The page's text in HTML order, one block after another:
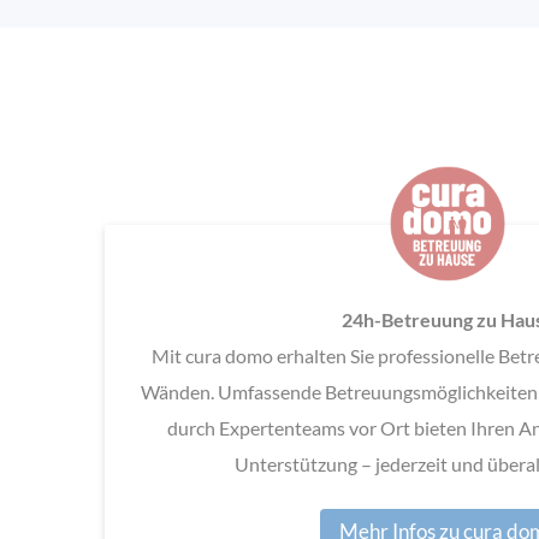
24h-Betreuung zu
Mit cura domo erhalten Sie professionelle
Wänden. Umfassende
durch Expertenteams vor Ort bieten Ihren
Unterstützung – jederzeit und
Mehr Infos zu cura